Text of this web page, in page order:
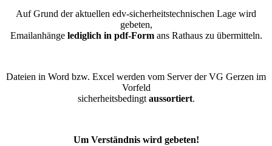
Auf Grund der aktuellen edv-sicherheitstechnischen Lage wird
gebeten,
Emailanhänge lediglich in pdf-Formans Rathaus zu übermitteln.
Dateien in Word bzw. Excel werden vom Server der VG Gerzen im
Vorfeld
sicherheitsbedingt aussortiert.
Um Verständnis wird gebeten!